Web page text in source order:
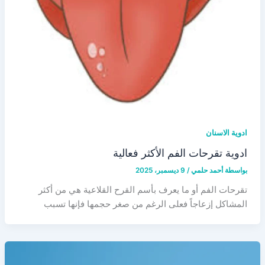
ادوية الاسنان
ادوية تقرحات الفم الأكثر فعالية
بواسطة أحمد حلمي/ 9 ديسمبر، 2025
تقرحات الفم أو ما يعرف بأسم القرح القلاعية هي من أكثر
المشاكل إزعاجاً فعلى الرغم من صغر حجمها فإنها تسبب